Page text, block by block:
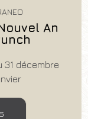
An
décembre